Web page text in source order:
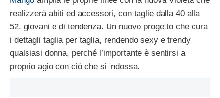
realizzerà abiti ed accessori, con taglie dalla 40 alla
52, giovani e di tendenza. Un nuovo progetto che cura
i dettagli taglia per taglia, rendendo sexy e trendy
qualsiasi donna, perché l’importante è sentirsi a
proprio agio con ciò che si indossa.